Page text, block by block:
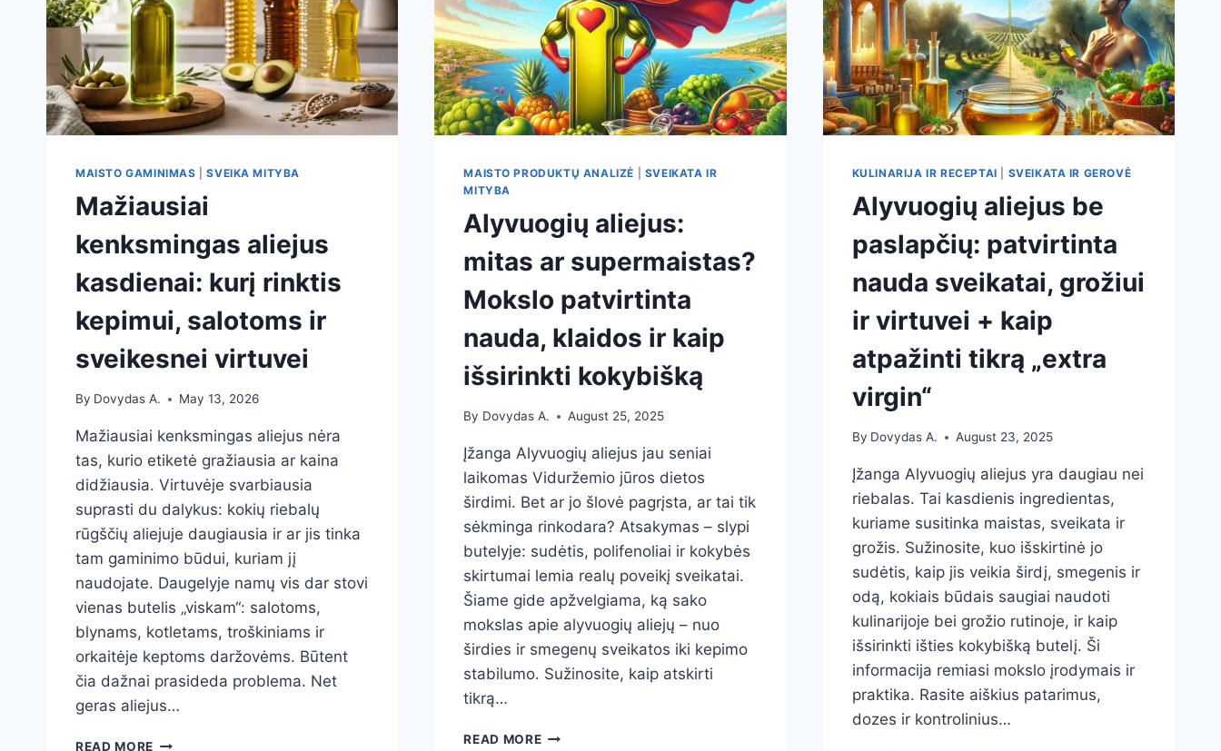
MAISTO GAMINIMAS |SVEIKA MITYBA
Mažiausiai
kenksmingas aliejus
kasdienai: kurį rinktis
kepimui, salotoms ir
sveikesnei virtuvei
By Dovydas A. May 13, 2026
Mažiausiai kenksmingas aliejus nėra
tas, kurio etiketė gražiausia ar kaina
didžiausia. Virtuvėje svarbiausia
suprasti du dalykus: kokių riebalų
rūgščių aliejuje daugiausia ir ar jis tinka
tam gaminimo būdui, kuriam jį
naudojate. Daugelyje namų vis dar stovi
vienas butelis „viskam“: salotoms,
blynams, kotletams, troškiniams ir
orkaitėje keptoms daržovėms. Būtent
čia dažnai prasideda problema. Net
geras aliejus…
READ MORE MAŽIAUSIAI
MAISTO PRODUKTŲ ANALIZĖ
SVEIKATA IR
MITYBA
Alyvuogių aliejus:
mitas ar supermaistas?
Mokslo patvirtinta
nauda, klaidos ir kaip
išsirinkti kokybišką
By Dovydas A. August 25, 2025
Įžanga Alyvuogių aliejus jau seniai
laikomas Viduržemio jūros dietos
širdimi. Bet ar jo šlovė pagrįsta, ar tai tik
sėkminga rinkodara? Atsakymas – slypi
butelyje: sudėtis, polifenoliai ir kokybės
skirtumai lemia realų poveikį sveikatai.
Šiame gide apžvelgiama, ką sako
mokslas apie alyvuogių aliejų – nuo
širdies ir smegenų sveikatos iki kepimo
stabilumo. Sužinosite, kaip atskirti
tikrą…
READ MOREALYVUOGIŲ
KULINARIJA IR RECEPTAI SVEIKATA IR GEROVĖ
Alyvuogių aliejus be
paslapčių: patvirtinta
nauda sveikatai, grožiui
ir virtuvei + kaip
atpažinti tikrą „extra
virgin“
By Dovydas A. August 23, 2025
Įžanga Alyvuogių aliejus yra daugiau nei
riebalas. Tai kasdienis ingredientas,
kuriame susitinka maistas, sveikata ir
grožis. Sužinosite, kuo išskirtinė jo
sudėtis, kaip jis veikia širdį, smegenis ir
odą, kokiais būdais saugiai naudoti
kulinarijoje bei grožio rutinoje, ir kaip
išsirinkti išties kokybišką butelį. Ši
informacija remiasi mokslo įrodymais ir
praktika. Rasite aiškius patarimus,
dozes ir kontrolinius…